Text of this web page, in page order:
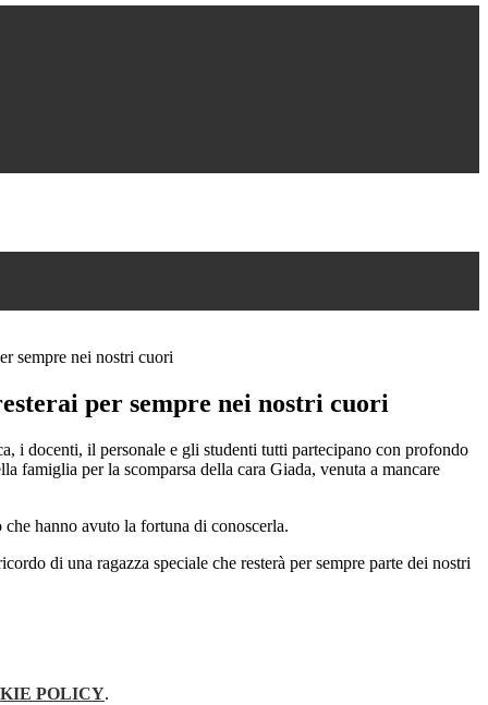
sempre nei nostri cuori
per sempre nei nostri cuori
i docenti, il personale e gli studenti tutti partecipano con profondo
famiglia per la scomparsa della cara Giada, venuta a mancare
hanno avuto la fortuna di conoscerla.
di una ragazza speciale che resterà per sempre parte dei nostri
POLICY.